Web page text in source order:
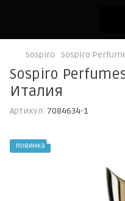
Sospiro Sospiro
Sospiro
Италия
Артикул: 7084634-1
Новинка